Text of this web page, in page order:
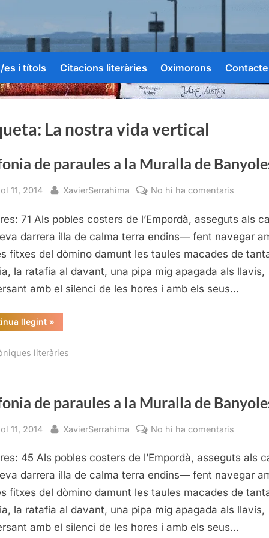
es i títols Citacions literàries Oxímorons Contacte
La nostra vida vertical
de paraules a la Muralla de
11, 2014 By
XavierSerrahima No hi ha comentaris
de
paraules
a
Muralla
de
71 Als pobles costers de l’Empordà, asseguts als
darrera illa de calma terra endins— fent navegar
fitxes del dòmino damunt les taules macades de
la ratafia al davant, una pipa mig apagada als llavis,
amb el silenci de les hores i amb els seus…
llegint“Simfonia
de
la
Banyoles”
»
literàries
de paraules a la Muralla de
11, 2014 By
XavierSerrahima No hi ha comentaris
de
paraules
a
la
Muralla
de
45 Als pobles costers de l’Empordà, asseguts als
darrera illa de calma terra endins— fent navegar
fitxes del dòmino damunt les taules macades de
la ratafia al davant, una pipa mig apagada als llavis,
amb el silenci de les hores i amb els seus…